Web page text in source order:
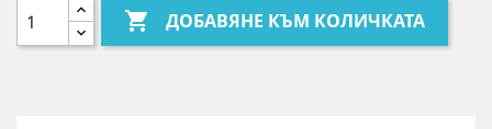
 ДОБАВЯНЕ КЪМ КОЛИЧКАТА